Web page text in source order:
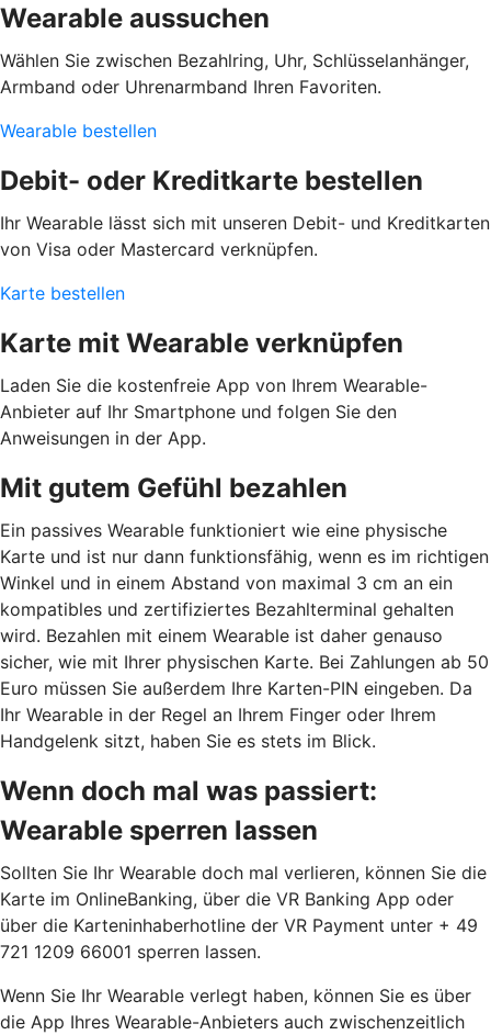
Wearable aussuchen
Wählen Sie zwischen Bezahlring, Uhr, Schlüsselanhänger,
Armband oder Uhrenarmband Ihren Favoriten.
Wearable bestellen
Debit- oder Kreditkarte bestellen
Ihr Wearable lässt sich mit unseren Debit- und Kreditkarten
von Visa oder Mastercard verknüpfen.
Karte bestellen
Karte mit Wearable verknüpfen
Laden Sie die kostenfreie App von Ihrem Wearable-
Anbieter auf Ihr Smartphone und folgen Sie den
Anweisungen in der App.
Mit gutem Gefühl bezahlen
Ein passives Wearable funktioniert wie eine physische
Karte und ist nur dann funktionsfähig, wenn es im richtigen
Winkel und in einem Abstand von maximal 3 cm an ein
kompatibles und zertifiziertes Bezahlterminal gehalten
wird. Bezahlen mit einem Wearable ist daher genauso
sicher, wie mit Ihrer physischen Karte. Bei Zahlungen ab 50
Euro müssen Sie außerdem Ihre Karten-PIN eingeben. Da
Ihr Wearable in der Regel an Ihrem Finger oder Ihrem
Handgelenk sitzt, haben Sie es stets im Blick.
Wenn doch mal was passiert:
Wearable sperren lassen
Sollten Sie Ihr Wearable doch mal verlieren, können Sie die
Karte im OnlineBanking, über die VR Banking App oder
über die Karteninhaberhotline der VR Payment unter + 49
721 1209 66001 sperren lassen.
Wenn Sie Ihr Wearable verlegt haben, können Sie es über
die App Ihres Wearable-Anbieters auch zwischenzeitlich